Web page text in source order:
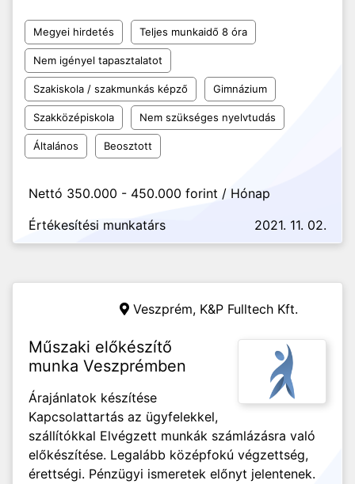
Megyei hirdetés Teljes munkaidő 8 óra
Nem igényel tapasztalatot
Szakiskola / szakmunkás képző Gimnázium
Szakközépiskola Nem szükséges nyelvtudás
Általános Beosztott
Nettó 350.000 - 450.000 forint / Hónap
Értékesítési munkatárs
2021. 11. 02.
Veszprém, K&P Fulltech Kft.
Műszaki előkészítő
munka Veszprémben
Árajánlatok készítése
Kapcsolattartás az ügyfelekkel,
szállítókkal Elvégzett munkák számlázásra való
előkészítése. Legalább középfokú végzettség,
érettségi. Pénzügyi ismeretek előnyt jelentenek.